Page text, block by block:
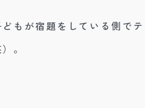
もが宿題をしている側でテ
。